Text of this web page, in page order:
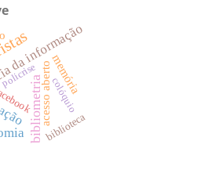
bibliometria
informação
acesso abertomemória
biblioteca
policrise
colóquio